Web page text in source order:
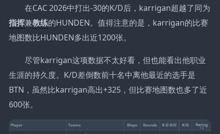
在CAC 2026中打出-30的K/D后，karrigan超越了同为
指挥兼教练的HUNDEN。值得注意的是，karrigan的比赛
地图数比HUNDEN多出近1200张。
尽管karrigan这项数据不太好看，但也能看出他职业
生涯的持久度。K/D差倒数前十名中离他最近的选手是
BTN，虽然比karrigan高出+325，但比赛地图数也多了近
600张。